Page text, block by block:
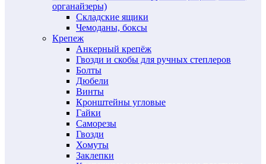
органайзеры)
Складские ящики
Чемоданы, боксы
Крепеж
Анкерный крепёж
Гвозди и скобы для ручных степлеров
Болты
Дюбели
Винты
Кронштейны угловые
Гайки
Саморезы
Гвозди
Хомуты
Заклепки